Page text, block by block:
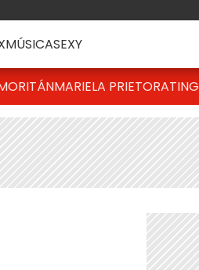
MÚSICASEXY
MARIELA PRIETORATING